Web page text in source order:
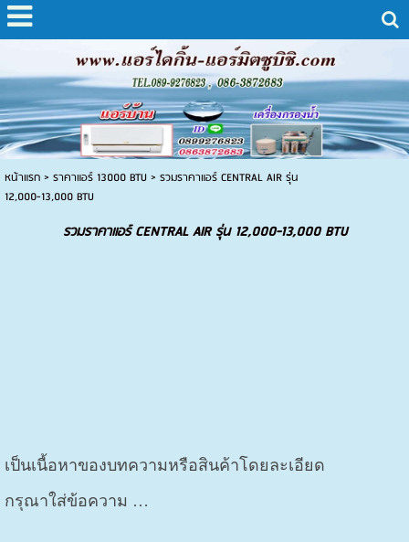
หน้าแรก> ราคาแอร์ 13000 BTU> รวมราคาแอร์ CENTRAL AIR รุ่น
12,000-13,000 BTU
รวมราคาแอร์ CENTRAL AIR รุ่น 12,000-13,000 BTU
เป็นเนื้อหาของบทความหรือสินค้าโดยละเอียด
กรุณาใส่ข้อความ …